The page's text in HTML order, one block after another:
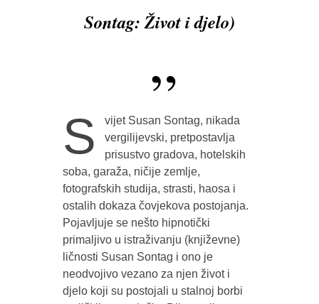
Sontag: Život i djelo)
S
vijet Susan Sontag, nikada
vergilijevski, pretpostavlja
prisustvo gradova, hotelskih
soba, garaža, ničije zemlje,
fotografskih studija, strasti, haosa i
ostalih dokaza čovjekova postojanja.
Pojavljuje se nešto hipnotički
primaljivo u istraživanju (književne)
ličnosti Susan Sontag i ono je
neodvojivo vezano za njen život i
djelo koji su postojali u stalnoj borbi